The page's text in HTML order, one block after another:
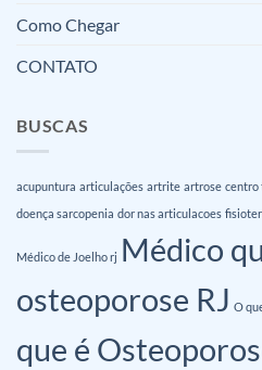
Como Chegar
CONTATO
BUSCAS
acupuntura articulações artrite artrose centro
doença sarcopenia dor nas articulacoes
Médico de Joelho rj Médico
osteoporose RJ O
que é